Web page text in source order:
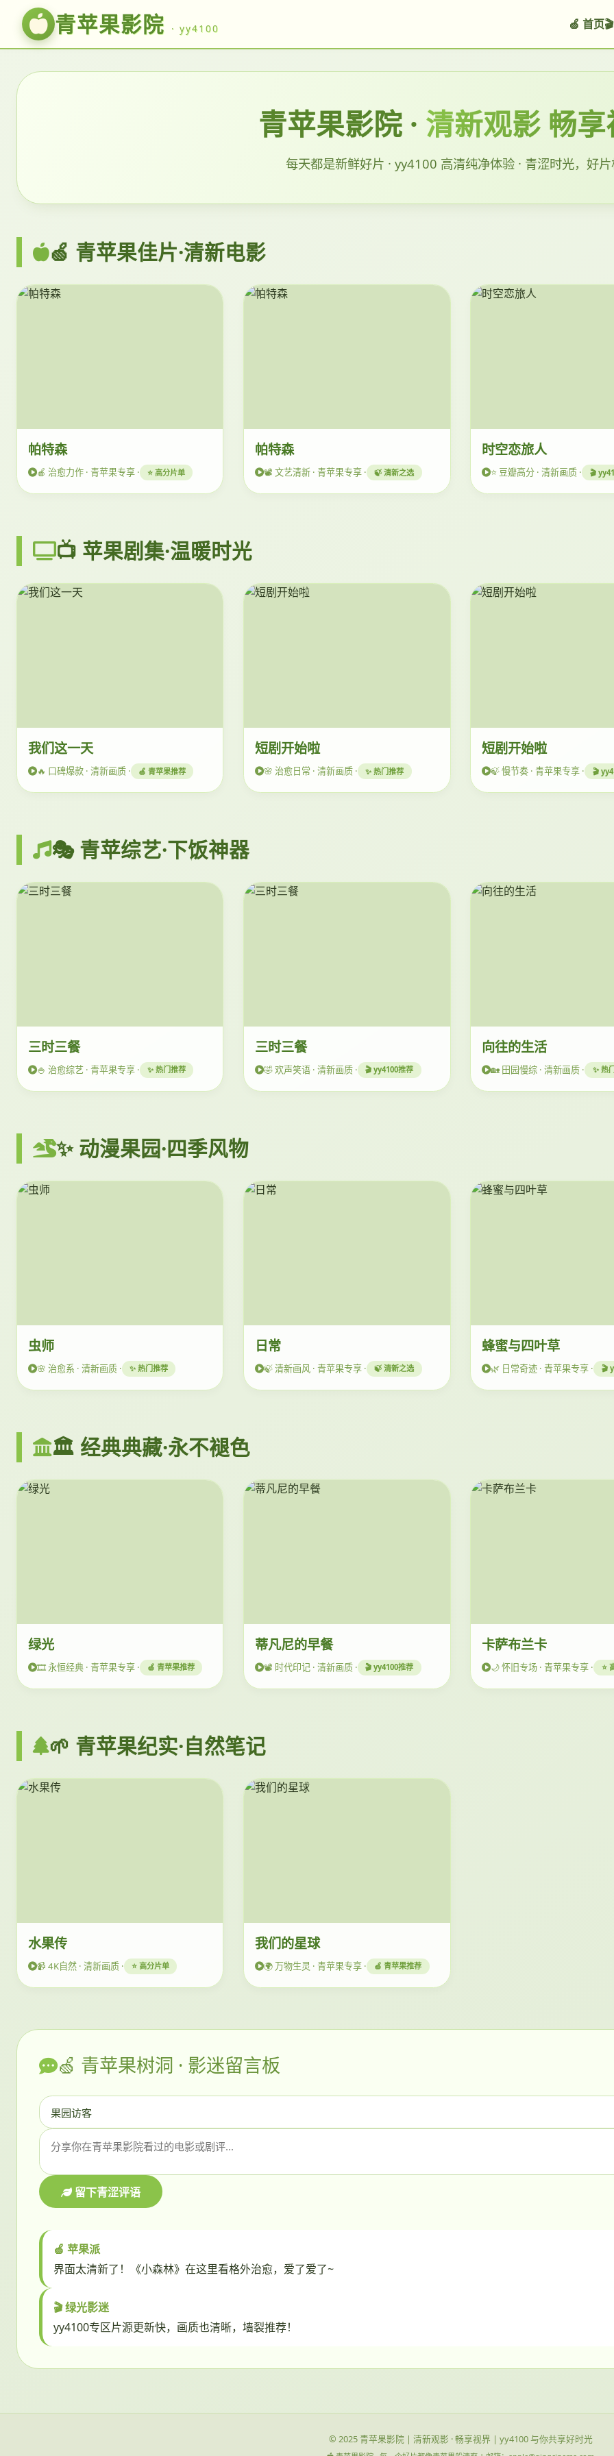
青苹果影院 · yy4100 🍏 首页
青苹果影院 · 清新观影 畅
每天都是新鲜好片 · yy4100 高清纯净体验 · 青涩时光，好
🍏 青苹果佳片·清新电影
帕特森
🍎 治愈力作 · 青苹果专享 · ⭐ 高分片单
帕特森
📽️ 文艺清新 · 青苹果专享 · 🍃 清新之选
时空恋旅人
⭐ 豆瓣高分 · 清新画质 · 🎬
📺 苹果剧集·温暖时光
我们这一天
🔥 口碑爆款 · 清新画质 · 🍏 青苹果推荐
短剧开始啦
🌸 治愈日常 · 清新画质 · ✨ 热门推荐
短剧开始啦
🍃 慢节奏 · 青苹果专享 · 🎬
🎭 青苹综艺·下饭神器
三时三餐
🍚 治愈综艺 · 青苹果专享 · ✨ 热门推荐
三时三餐
🤣 欢声笑语 · 清新画质 · 🎬 yy4100推荐
向往的生活
🏡 田园慢综 · 清新画质 · ✨ 热
✨ 动漫果园·四季风物
虫师
🌸 治愈系 · 清新画质 · ✨ 热门推荐
日常
🍃 清新画风 · 青苹果专享 · 🍃 清新之选
蜂蜜与四叶草
🌿 日常奇迹 · 青苹果专享 · 🎬
🏛️ 经典典藏·永不褪色
绿光
🎞️ 永恒经典 · 青苹果专享 · 🍏 青苹果推荐
蒂凡尼的早餐
📽️ 时代印记 · 清新画质 · 🎬 yy4100推荐
卡萨布兰卡
🌙 怀旧专场 · 青苹果专享 · ⭐
🌱 青苹果纪实·自然笔记
水果传
📹 4K自然 · 清新画质 · ⭐ 高分片单
我们的星球
🌍 万物生灵 · 青苹果专享 · 🍏 青苹果推荐
🍏 青苹果树洞 · 影迷留言板
留下青涩评语
🍏 苹果派
界面太清新了！《小森林》在这里看格外治愈，爱了爱了~
🎬 绿光影迷
yy4100专区片源更新快，画质也清晰，墙裂推荐！
© 2025 青苹果影院 | 清新观影 · 畅享视界 | yy4100 与你共享好时光